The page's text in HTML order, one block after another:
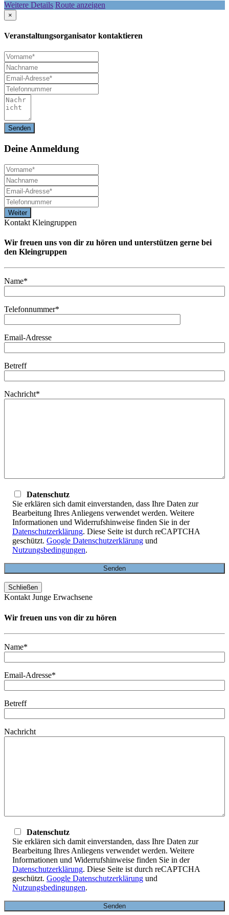
Weitere Details Route anzeigen
×
Veranstaltungsorganisator kontaktieren
Deine Anmeldung
Kontakt Kleingruppen
Wir freuen uns von dir zu hören und unterstützen gerne bei
den Kleingruppen
Name*
Telefonnummer*
Email-Adresse
Betreff
Nachricht*
Datenschutz
Sie erklären sich damit einverstanden, dass Ihre Daten zur
Bearbeitung Ihres Anliegens verwendet werden. Weitere
Informationen und Widerrufshinweise finden Sie in der
Datenschutzerklärung. Diese Seite ist durch reCAPTCHA
geschützt. Google Datenschutzerklärung und
Nutzungsbedingungen.
Schließen
Kontakt Junge Erwachsene
Wir freuen uns von dir zu hören
Name*
Email-Adresse*
Betreff
Nachricht
Datenschutz
Sie erklären sich damit einverstanden, dass Ihre Daten zur
Bearbeitung Ihres Anliegens verwendet werden. Weitere
Informationen und Widerrufshinweise finden Sie in der
Datenschutzerklärung. Diese Seite ist durch reCAPTCHA
geschützt. Google Datenschutzerklärung und
Nutzungsbedingungen.